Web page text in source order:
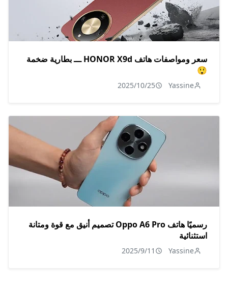
سعر ومواصفات هاتف HONOR X9d ـــ بطارية ضخمة
😲
Yassine
2025/10/25
رسميًا هاتف Oppo A6 Pro تصميم أنيق مع قوة ومتانة
استثنائية
Yassine
2025/9/11